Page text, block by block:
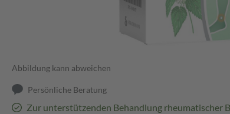
Abbildung kann abweichen
Persönliche Beratung
Zur unterstützenden Behandlung rheumatischer